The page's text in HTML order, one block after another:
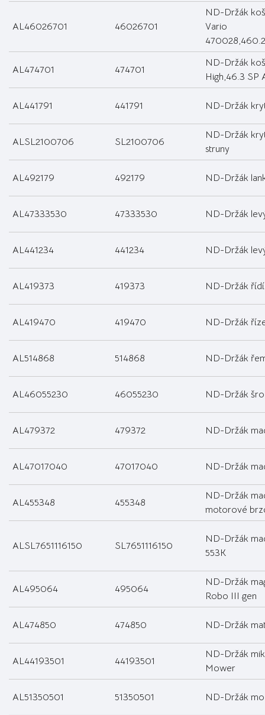
AL46026701 46026701
ND-Držák
Vario
AL474701 474701
ND-Držák
High,46.3 SP
AL441791 441791 ND-Držák
ALSL2100706 SL2100706
ND-Držák
struny
AL492179 492179 ND-Držák
AL47333530 47333530 ND-Držák
AL441234 441234 ND-Držák
AL419373 419373 ND-Držák
AL419470 419470 ND-Držák
AL514868 514868 ND-Držák
AL46055230 46055230 ND-Držák
AL479372 479372 ND-Držák
AL47017040 47017040 ND-Držák
AL455348 455348
ND-Držák
motorové
ALSL7651116150 SL7651116150
ND-Držák
553K
AL495064 495064
ND-Držák
Robo III gen
AL474850 474850 ND-Držák
AL44193501 44193501
ND-Držák
Mower
AL51350501 51350501 ND-Držák